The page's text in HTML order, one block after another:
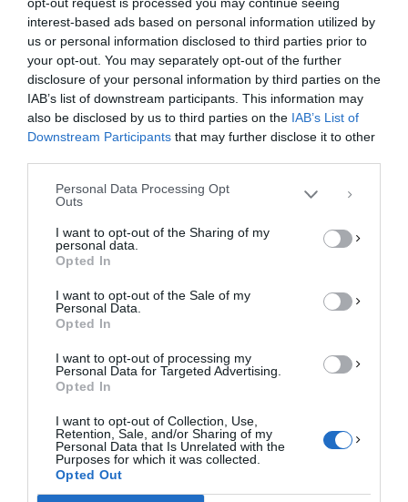
interest-based ads based on personal information utilized by
us or personal information disclosed to third parties prior to
your opt-out. You may separately opt-out of the further
disclosure of your personal information by third parties on the
IAB’s list of downstream participants. This information may
also be disclosed by us to third parties on the IAB’s List of
Downstream Participants that may further disclose it to other
Personal Data Processing Opt
Outs
I want to opt-out of the Sharing of my
personal data.
Opted In
I want to opt-out of the Sale of my
Personal Data.
Opted In
I want to opt-out of processing my
Personal Data for Targeted Advertising.
Opted In
I want to opt-out of Collection, Use,
Retention, Sale, and/or Sharing of my
Personal Data that Is Unrelated with the
Purposes for which it was collected.
Opted Out
Διαχείριση Συγκατάθεσης
Για να παρέχουμε την καλύτερη εμπειρία, χρησιμοποιούμε τεχνολογίες όπως
cookies για την αποθήκευση ή/και την πρόσβαση σε πληροφορίες συσκευών.
Η συγκατάθεση για τις εν λόγω τεχνολογίες θα μας επιτρέψει να
επεξεργαστούμε δεδομένα προσωπικού χαρακτήρα, όπως συμπεριφορά
περιήγησης ή μοναδικά αναγνωριστικά σε αυτόν τον ιστότοπο. Η μη
συγκατάθεση ή η ανάκληση της συγκατάθεσης, μπορεί να επηρεάσει
αρνητικά ορισμένες λειτουργίες και δυνατότητες.
ΠΡΟΒΟΛΉ ΠΡΟΤΙΜΉΣΕΩΝ
Πολιτική Cookies